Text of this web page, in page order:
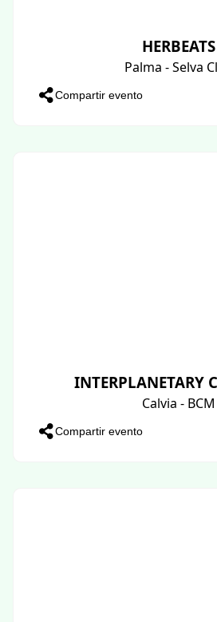
HERBEATS
Palma - Selva
Compartir evento
INTERPLANETARY
Calvia - BCM
Compartir evento